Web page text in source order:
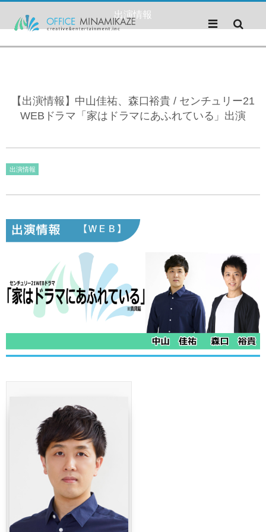
出演情報
【出演情報】中山佳祐、森口裕貴 / センチュリー21
WEBドラマ「家はドラマにあふれている」出演
出演情報